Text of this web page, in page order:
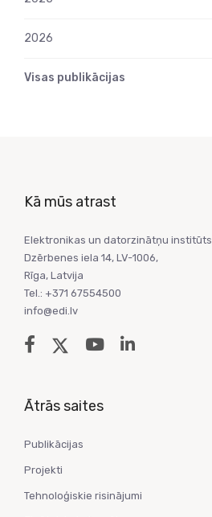
2026
Visas publikācijas
Kā mūs atrast
Elektronikas un datorzinātņu institūts
Dzērbenes iela 14, LV-1006,
Rīga, Latvija
Tel.: +371 67554500
info@edi.lv
Ātrās saites
Publikācijas
Projekti
Tehnoloģiskie risinājumi